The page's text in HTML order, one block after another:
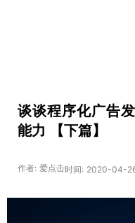
谈谈程序化广告
能力 【下篇】
作者: 爱点击时间: 2020-04-